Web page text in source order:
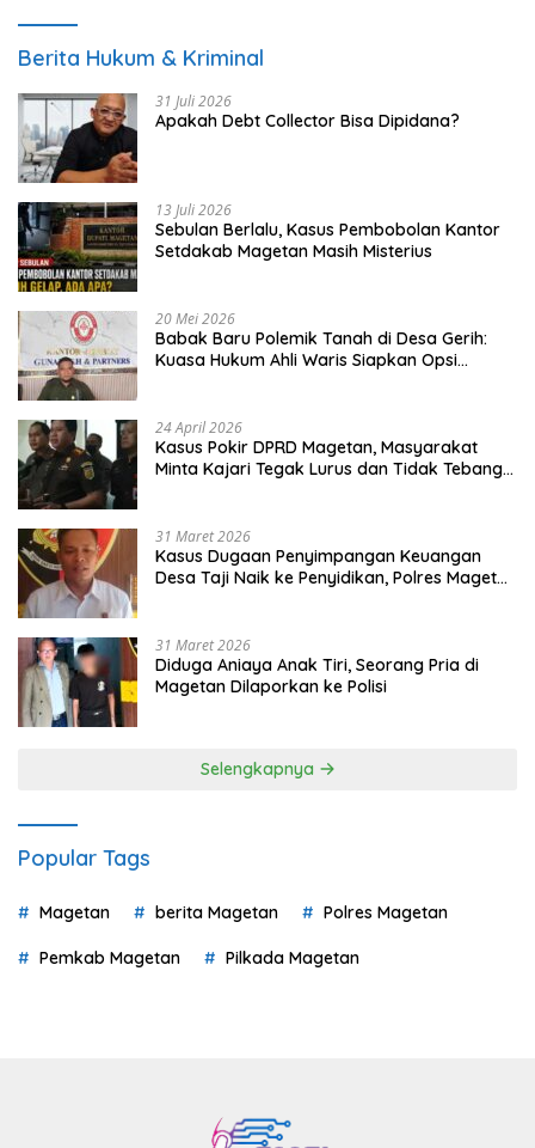
Berita Hukum & Kriminal
31 Juli 2026
Apakah Debt Collector Bisa Dipidana?
13 Juli 2026
Sebulan Berlalu, Kasus Pembobolan Kantor
Setdakab Magetan Masih Misterius
20 Mei 2026
Babak Baru Polemik Tanah di Desa Gerih:
Kuasa Hukum Ahli Waris Siapkan Opsi
24 April 2026
Kasus Pokir DPRD Magetan, Masyarakat
Minta Kajari Tegak Lurus dan Tidak Tebang
31 Maret 2026
Kasus Dugaan Penyimpangan Keuangan
Desa Taji Naik ke Penyidikan, Polres Magetan
31 Maret 2026
Diduga Aniaya Anak Tiri, Seorang Pria di
Magetan Dilaporkan ke Polisi
Selengkapnya
Popular Tags
Magetan berita Magetan Polres Magetan
Pemkab Magetan Pilkada Magetan